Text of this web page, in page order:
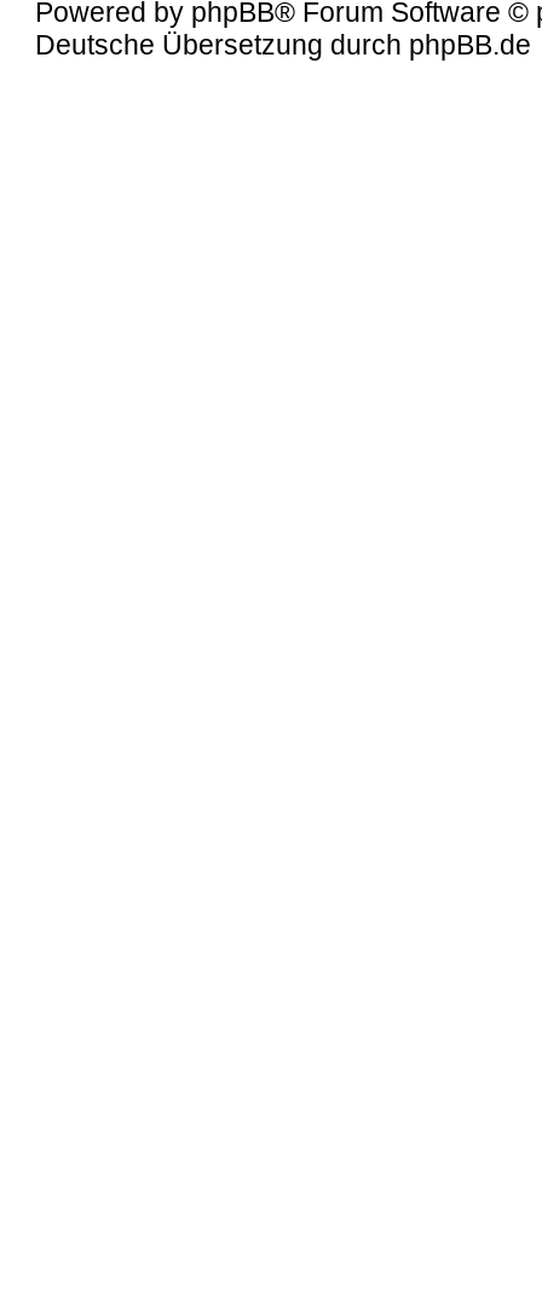
Powered by phpBB® Forum Software ©
Deutsche Übersetzung durch phpBB.de